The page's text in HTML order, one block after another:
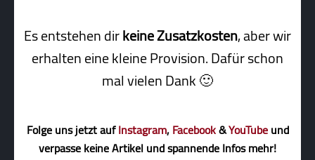
Es entstehen dirkeine Zusatzkosten, aber wir
erhalten eine kleine Pro­vi­sion. Dafür schon
mal vielen Dank 🙂
Folge uns jetzt aufInstagram,Facebook&YouTubeund
verpasse keine Artikel und spannende Infos mehr!